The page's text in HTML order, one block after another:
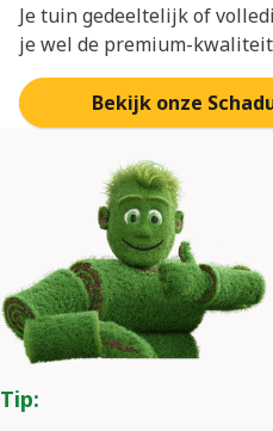
Je tuin gedeeltelijk of
je wel de premium-
Bekijk onze
Tip: